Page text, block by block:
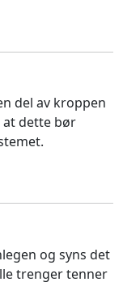
del av kroppen
at dette bør
og syns det
trenger tenner